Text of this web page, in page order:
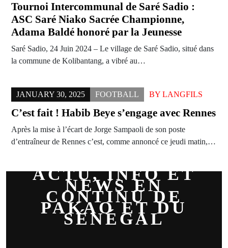
Tournoi Intercommunal de Saré Sadio :
ASC Saré Niako Sacrée Championne,
Adama Baldé honoré par la Jeunesse
Saré Sadio, 24 Juin 2024 – Le village de Saré Sadio, situé dans
la commune de Kolibantang, a vibré au…
JANUARY 30, 2025 FOOTBALL BY LANGFILS
C’est fait ! Habib Beye s’engage avec Rennes
Après la mise à l’écart de Jorge Sampaoli de son poste
d’entraîneur de Rennes c’est, comme annoncé ce jeudi matin,…
ACTU, INFO ET
NEWS EN
CONTINU DE
PAKAO ET DU
SÉNÉGAL